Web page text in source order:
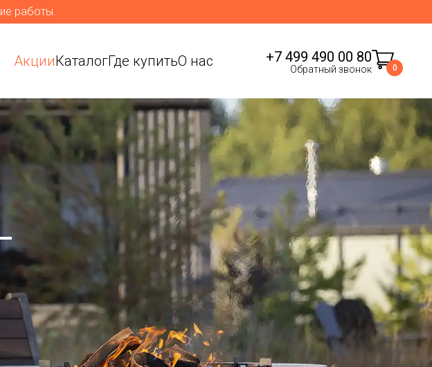
работы.
АкцииКаталогГде купитьО нас +7 499 490 00 80
Обратный звонок 0